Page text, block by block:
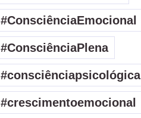
#ConsciênciaEmocional
#ConsciênciaPlena
#consciênciapsicológica
#crescimentoemocional